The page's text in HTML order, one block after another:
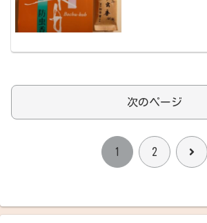
次のページ
1 2 次